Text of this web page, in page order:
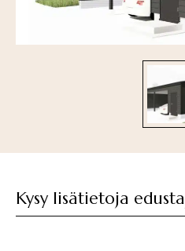
Kysy lisätietoja